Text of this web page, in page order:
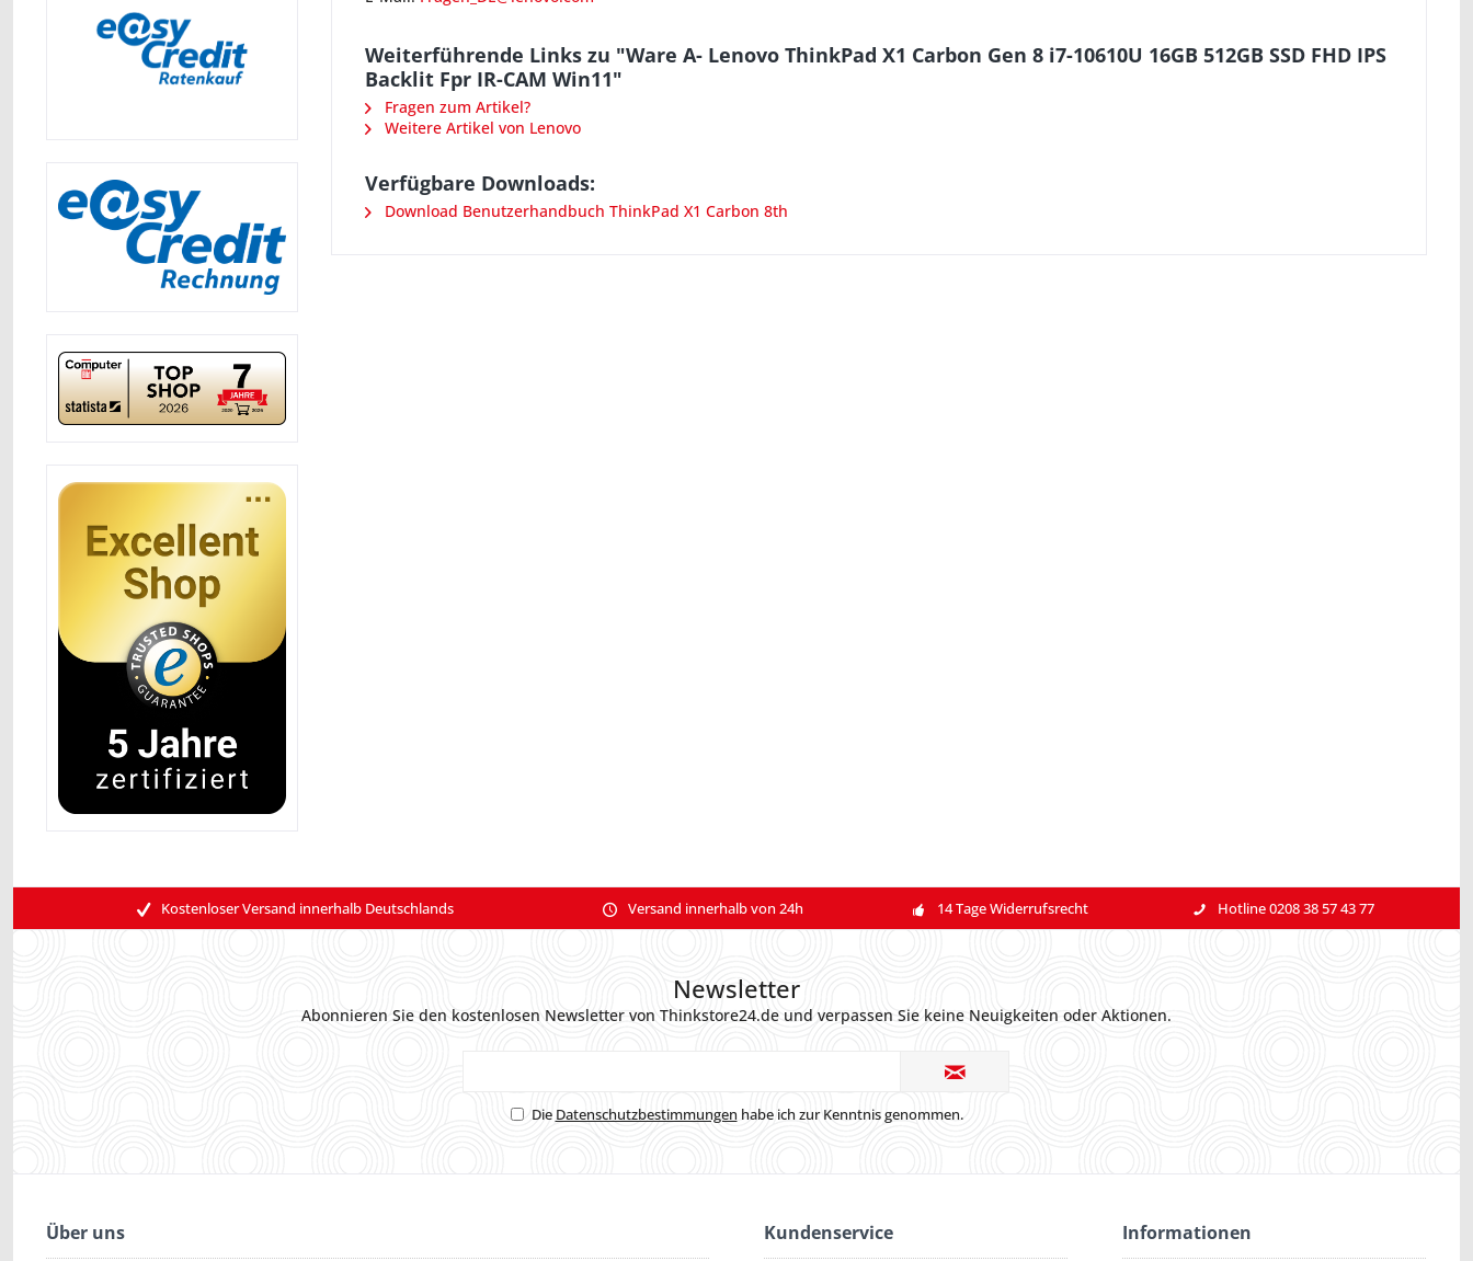
Weiterführende Links zu "Ware A- Lenovo ThinkPad X1 Carbon Gen 8 i7-10610U 16GB 512GB SSD FHD IPS
Backlit Fpr IR-CAM Win11"
Fragen zum Artikel?
Weitere Artikel von Lenovo
Verfügbare Downloads:
Download Benutzerhandbuch ThinkPad X1 Carbon 8th
Kostenloser Versand innerhalb Deutschlands Versand innerhalb von 24h 14 Tage Widerrufsrecht Hotline 0208 38 57 43 77
Newsletter
Abonnieren Sie den kostenlosen Newsletter von Thinkstore24.de und verpassen Sie keine Neuigkeiten oder Aktionen.
Die Datenschutzbestimmungen habe ich zur Kenntnis genommen.
Über uns Kundenservice Informationen